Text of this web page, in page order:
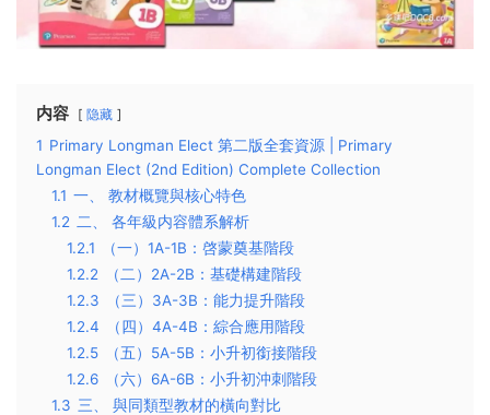
内容 隐藏
1 Primary Longman Elect 第二版全套資源 | Primary
Longman Elect (2nd Edition) Complete Collection
1.1 一、 教材概覽與核心特色
1.2 二、 各年級内容體系解析
1.2.1
（一）1A-1B：啓蒙奠基階段
1.2.2
（二）2A-2B：基礎構建階段
1.2.3
（三）3A-3B：能力提升階段
1.2.4
（四）4A-4B：綜合應用階段
1.2.5
（五）5A-5B：小升初銜接階段
1.2.6
（六）6A-6B：小升初沖刺階段
1.3 三、 與同類型教材的橫向對比